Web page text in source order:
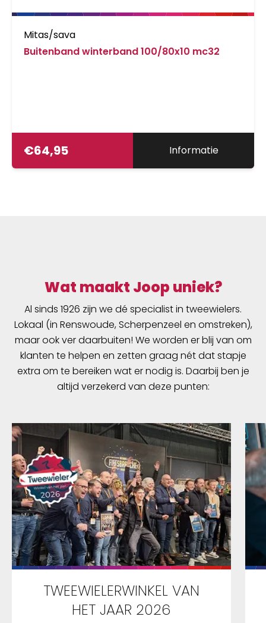
Mitas/sava
Buitenband winterband 100/80x10 mc32
€64,95 Informatie
Wat maakt Joop uniek?
Al sinds 1926 zijn we dé specialist in tweewielers.
Lokaal (in Renswoude, Scherpenzeel en omstreken),
maar ook ver daarbuiten! We worden er blij van om
klanten te helpen en zetten graag nét dat stapje
extra om te bereiken wat er nodig is. Daarbij ben je
altijd verzekerd van deze punten:
TWEEWIELERWINKEL VAN
HET JAAR 2026